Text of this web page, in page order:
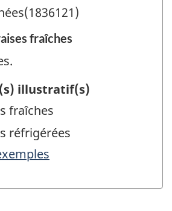
fraîches
illustratif(s)
fraîches
réfrigérées